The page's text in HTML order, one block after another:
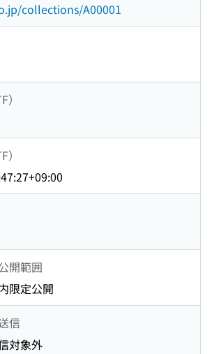
collections/A00001
開範囲
限定公開
信
対象外